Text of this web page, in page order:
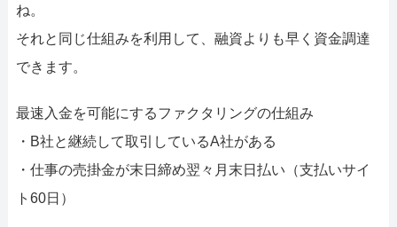
ね。
それと同じ仕組みを利用して、融資よりも早く資金調達
できます。
最速入金を可能にするファクタリングの仕組み
・B社と継続して取引しているA社がある
・仕事の売掛金が末日締め翌々月末日払い（支払いサイ
ト60日）